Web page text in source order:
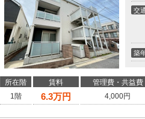
交
築
所在階 賃料 管理費・共益費
1階
6.3万円 4,000円